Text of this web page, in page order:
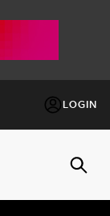
LOGIN
FACTOR